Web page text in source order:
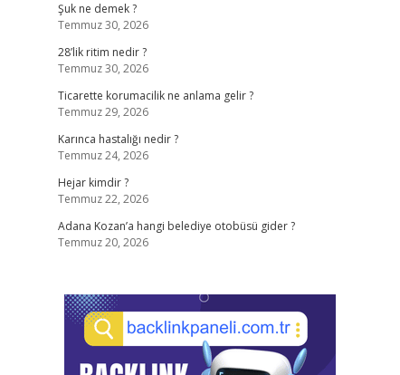
Şuk ne demek ?
Temmuz 30, 2026
28’lik ritim nedir ?
Temmuz 30, 2026
Ticarette korumacilik ne anlama gelir ?
Temmuz 29, 2026
Karınca hastalığı nedir ?
Temmuz 24, 2026
Hejar kimdir ?
Temmuz 22, 2026
Adana Kozan’a hangi belediye otobüsü gider ?
Temmuz 20, 2026